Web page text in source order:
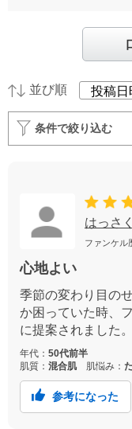
並び順
条件で絞り込む
はっさ
ファンケル
心地よい
季節の変わり目の
か困っていた時、
に提案されました
年代： 50代前半
肌質： 混合肌 肌悩み：
参考になった